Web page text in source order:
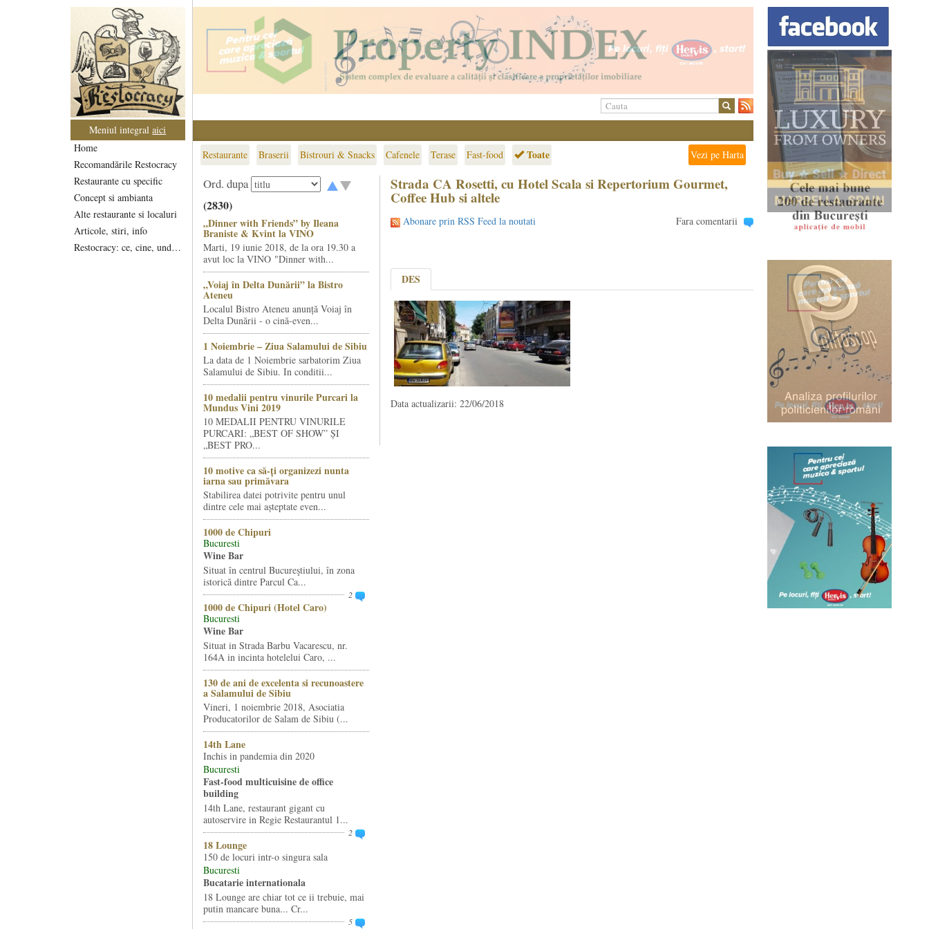
Meniul integralaici
Home
Recomandările Restocracy
Restaurante cu specific
Concept si ambianta
Alte restaurante si localuri
Articole, stiri, info
Restocracy: ce, cine, unde...
Restaurante Braserii Bistrouri & Snacks Cafenele Terase Fast-food Toate Vezi pe Harta
Ord. dupa
(2830)
„Dinner with Friends” by Ileana
Braniste & Kvint la VINO
Marti, 19 iunie 2018, de la ora 19.30 a
avut loc la VINO "Dinner with...
„Voiaj în Delta Dunării” la Bistro
Ateneu
Localul Bistro Ateneu anunță Voiaj în
Delta Dunării - o cină-even...
1 Noiembrie – Ziua Salamului de Sibiu
La data de 1 Noiembrie sarbatorim Ziua
Salamului de Sibiu. In conditii...
10 medalii pentru vinurile Purcari la
Mundus Vini 2019
10 MEDALII PENTRU VINURILE
PURCARI: „BEST OF SHOW” ȘI
„BEST PRO...
10 motive ca să-ți organizezi nunta
iarna sau primăvara
Stabilirea datei potrivite pentru unul
dintre cele mai așteptate even...
1000 de Chipuri
Bucuresti
Wine Bar
Situat în centrul Bucureştiului, în zona
istorică dintre Parcul Ca...
2
1000 de Chipuri (Hotel Caro)
Bucuresti
Wine Bar
Situat in Strada Barbu Vacarescu, nr.
164A in incinta hotelelui Caro, ...
130 de ani de excelenta si recunoastere
a Salamului de Sibiu
Vineri, 1 noiembrie 2018, Asociatia
Producatorilor de Salam de Sibiu (...
14th Lane
Inchis in pandemia din 2020
Bucuresti
Fast-food multicuisine de office
building
14th Lane, restaurant gigant cu
autoservire in Regie Restaurantul 1...
2
18 Lounge
150 de locuri intr-o singura sala
Bucuresti
Bucatarie internationala
18 Lounge are chiar tot ce ii trebuie, mai
putin mancare buna... Cr...
5
Strada CA Rosetti, cu Hotel Scala si Repertorium Gourmet,
Coffee Hub si altele
Abonare prin RSS Feed la noutati Fara comentarii
DES
Data actualizarii: 22/06/2018